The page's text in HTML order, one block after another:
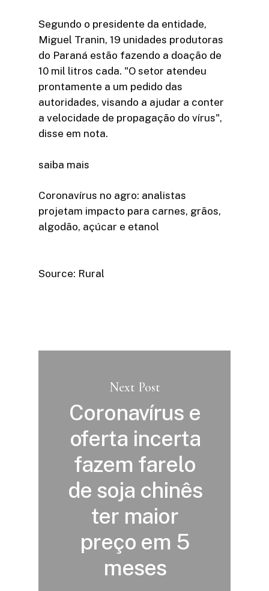
Segundo o presidente da entidade,
Miguel Tranin, 19 unidades produtoras
do Paraná estão fazendo a doação de
10 mil litros cada. "O setor atendeu
prontamente a um pedido das
autoridades, visando a ajudar a conter
a velocidade de propagação do vírus",
disse em nota.
saiba mais
Coronavírus no agro: analistas
projetam impacto para carnes, grãos,
algodão, açúcar e etanol
Source: Rural
Next Post
Coronavírus e
oferta incerta
fazem farelo
de soja chinês
ter maior
preço em 5
meses